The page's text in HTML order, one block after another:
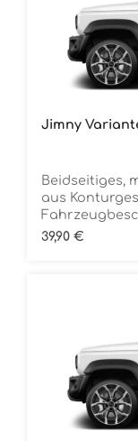
Jimny
Beidseitiges,
aus
Regulärer Preis:
39,90 €